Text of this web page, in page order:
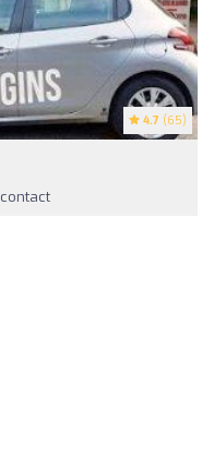
4.7 (65)